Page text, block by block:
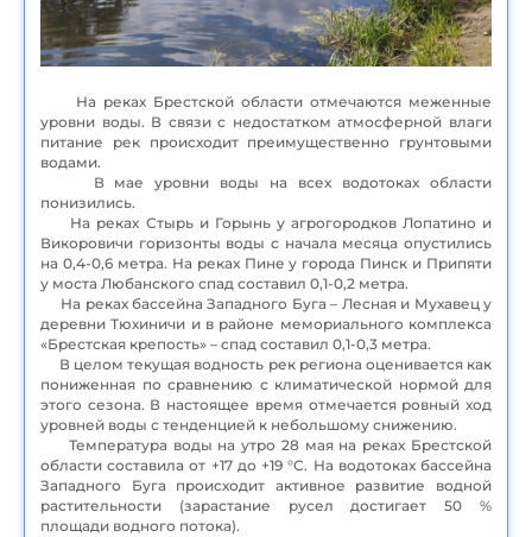
На реках Брестской области отмечаются меженные
уровни воды. В связи с недостатком атмосферной влаги
питание рек происходит преимущественно грунтовыми
водами.
В мае уровни воды на всех водотоках области
понизились.
На реках Стырь и Горынь у агрогородков Лопатино и
Викоровичи горизонты воды с начала месяца опустились
на 0,4-0,6 метра. На реках Пине у города Пинск и Припяти
у моста Любанского спад составил 0,1-0,2 метра.
На реках бассейна Западного Буга – Лесная и Мухавец у
деревни Тюхиничи и в районе мемориального комплекса
«Брестская крепость» – спад составил 0,1-0,3 метра.
В целом текущая водность рек региона оценивается как
пониженная по сравнению с климатической нормой для
этого сезона. В настоящее время отмечается ровный ход
уровней воды с тенденцией к небольшому снижению.
Температура воды на утро 28 мая на реках Брестской
области составила от +17 до +19 °C. На водотоках бассейна
Западного Буга происходит активное развитие водной
растительности (зарастание русел достигает 50 %
площади водного потока).